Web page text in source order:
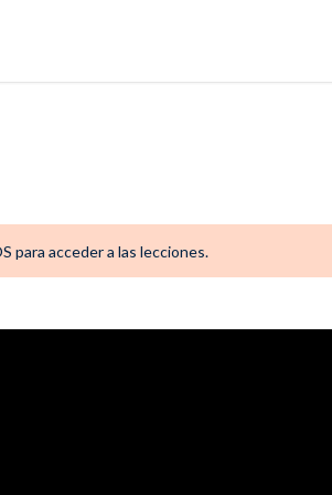
para acceder a las lecciones.